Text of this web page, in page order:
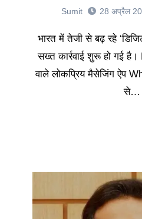
Sumit 28 अप्रैल
भारत में तेजी से बढ़ रहे ‘डिजिटल अरेस्ट’ स्कैम पर अब
सख्त कार्रवाई शुरू हो गई
वाले लोकप्रिय मैसेजिंग ऐप
से…